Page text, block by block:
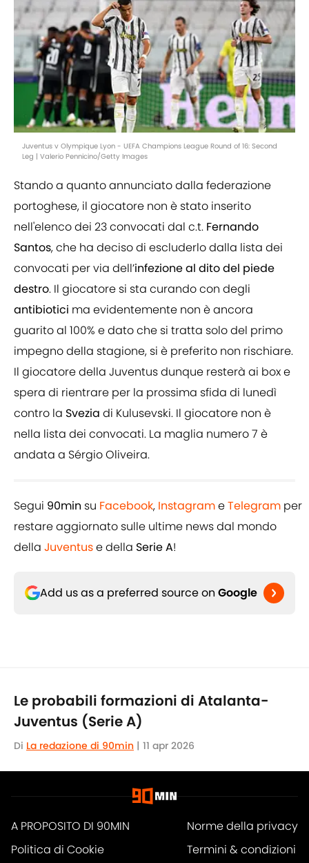
Juventus v Olympique Lyon - UEFA Champions League Round of 16: Second
Leg | Valerio Pennicino/Getty Images
Stando a quanto annunciato dalla federazione
portoghese, il giocatore non è stato inserito
nell'elenco dei 23 convocati dal c.t. Fernando
Santos, che ha deciso di escluderlo dalla lista dei
convocati per via dell’infezione al dito del piede
destro. Il giocatore si sta curando con degli
antibiotici ma evidentemente non è ancora
guarito al 100% e dato che si tratta solo del primo
impegno della stagione, si è preferito non rischiare.
Il giocatore della Juventus dunque resterà ai box e
spera di rientrare per la prossima sfida di lunedì
contro la Svezia di Kulusevski. Il giocatore non è
nella lista dei convocati. La maglia numero 7 è
andata a Sérgio Oliveira.
Segui 90min su Facebook, InstagrameTelegram per
restare aggiornato sulle ultime news dal mondo
della Juventuse della Serie A!
Add us as a preferred source on Google
Le probabili formazioni di Atalanta-
Juventus (Serie A)
Di La redazione di 90min | 11 apr 2026
A PROPOSITO DI 90MIN
Norme della privacy
Politica di Cookie
Termini & condizioni